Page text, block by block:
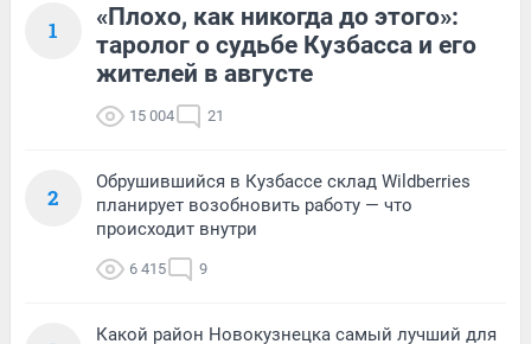
1
«Плохо, как никогда до этого»:
таролог о судьбе Кузбасса и его
жителей в августе
15 004 21
2
Обрушившийся в Кузбассе склад Wildberries
планирует возобновить работу — что
происходит внутри
6 415 9
Какой район Новокузнецка самый лучший для